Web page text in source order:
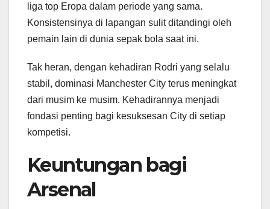
liga top Eropa dalam periode yang sama.
Konsistensinya di lapangan sulit ditandingi oleh
pemain lain di dunia sepak bola saat ini.
Tak heran, dengan kehadiran Rodri yang selalu
stabil, dominasi Manchester City terus meningkat
dari musim ke musim. Kehadirannya menjadi
fondasi penting bagi kesuksesan City di setiap
kompetisi.
Keuntungan bagi
Arsenal